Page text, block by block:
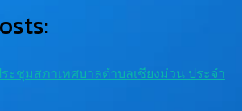
ะชุมสภาเทศบาลตำบลเชียงม่วน ประจำ